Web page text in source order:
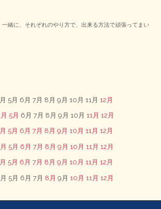
一緒に、それぞれのやり方で、出来る方法で頑張ってまい
5月 6月 7月 8月 9月 10月 11月 12月
5月 6月 7月 8月 9月 10月 11月 12月
5月 6月 7月 8月 9月 10月 11月 12月
5月 6月 7月 8月 9月 10月 11月 12月
5月 6月 7月 8月 9月 10月 11月 12月
5月 6月 7月 8月 9月 10月 11月 12月